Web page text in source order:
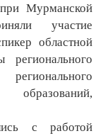
Мурманской
участие
областной
образований,
с работой